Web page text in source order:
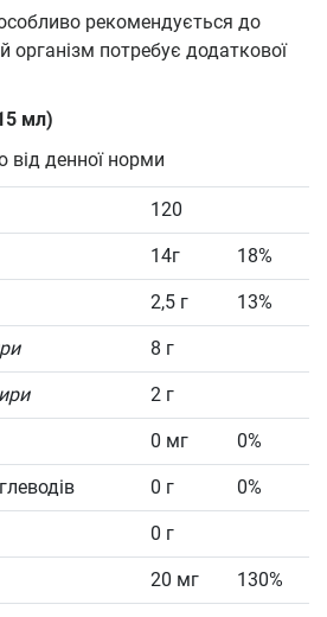
рекомендується до
потребує додаткової
мл)
від денної норми
120
14г 18%
2,5 г 13%
8 г
2 г
0 мг 0%
0 г 0%
0 г
20 мг 130%